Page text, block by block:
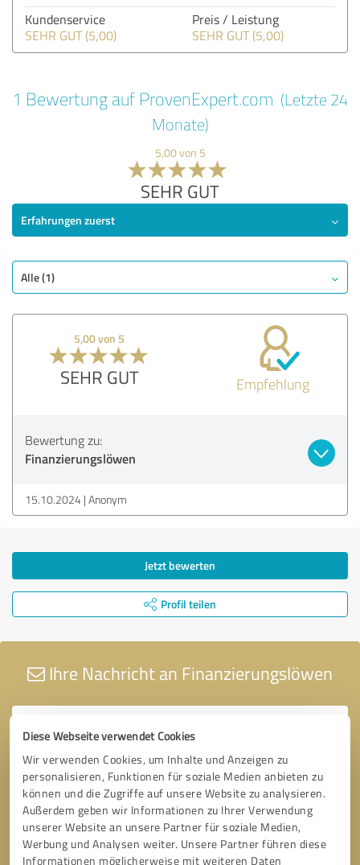
Diese Webseite verwendet Cookies
Wir verwenden Cookies, um Inhalte und Anzeigen zu
personalisieren, Funktionen für soziale Medien anbieten zu
können und die Zugriffe auf unsere Website zu analysieren.
Außerdem geben wir Informationen zu Ihrer Verwendung
unserer Website an unsere Partner für soziale Medien,
Werbung und Analysen weiter. Unsere Partner führen diese
Informationen möglicherweise mit weiteren Daten
Kundenservice
SEHR GUT (5,00)
Preis / Leistung
SEHR GUT (5,00)
1 Bewertung auf ProvenExpert.com (Letzte 24
Monate)
5,00 von 5
SEHR GUT
Erfahrungen zuerst
Alle (1)
5,00 von 5
SEHR GUT Empfehlung
Bewertung zu:
Finanzierungslöwen
15.10.2024 Anonym
Jetzt bewerten
Profil teilen
Ihre Nachricht an Finanzierungslöwen